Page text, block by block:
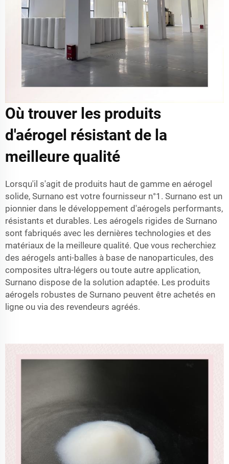
Où trouver les produits
d'aérogel résistant de la
meilleure qualité
Lorsqu'il s'agit de produits haut de gamme en aérogel
solide, Surnano est votre fournisseur n°1. Surnano est un
pionnier dans le développement d'aérogels performants,
résistants et durables. Les aérogels rigides de Surnano
sont fabriqués avec les dernières technologies et des
matériaux de la meilleure qualité. Que vous recherchiez
des aérogels anti-balles à base de nanoparticules, des
composites ultra-légers ou toute autre application,
Surnano dispose de la solution adaptée. Les produits
aérogels robustes de Surnano peuvent être achetés en
ligne ou via des revendeurs agréés.